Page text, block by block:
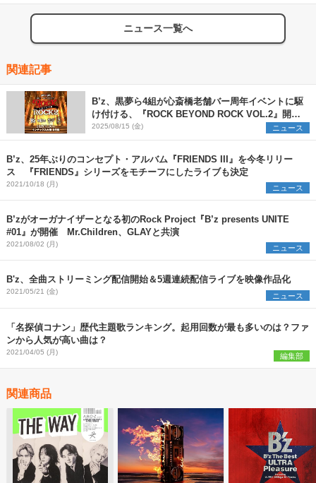
ニュース一覧へ
関連記事
B’z、黒夢ら4組が心斎橋老舗バー周年イベントに駆
け付ける、『ROCK BEYOND ROCK VOL.2』開催
決定
2025/08/15 (金) ニュース
B’z、25年ぶりのコンセプト・アルバム『FRIENDS III』を今冬リリー
ス 『FRIENDS』シリーズをモチーフにしたライブも決定
2021/10/18 (月) ニュース
B’zがオーガナイザーとなる初のRock Project『B’z presents UNITE
#01』が開催 Mr.Children、GLAYと共演
2021/08/02 (月) ニュース
B'z、全曲ストリーミング配信開始＆5週連続配信ライブを映像作品化
2021/05/21 (金) ニュース
「名探偵コナン」歴代主題歌ランキング。起用回数が最も多いのは？ファ
ンから人気が高い曲は？
2021/04/05 (月) 編集部
関連商品